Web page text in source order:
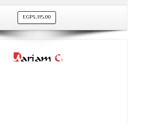
EGP3,115.00